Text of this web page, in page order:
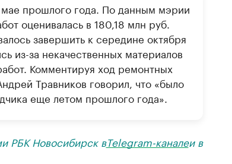
мае прошлого года. По данным мэрии
оценивалась в 180,18 млн руб.
завершить к середине октября
из-за некачественных материалов
Комментируя ход ремонтных
Травников говорил, что «было
еще летом прошлого года».
РБК Новосибирск вTelegram-каналеи в